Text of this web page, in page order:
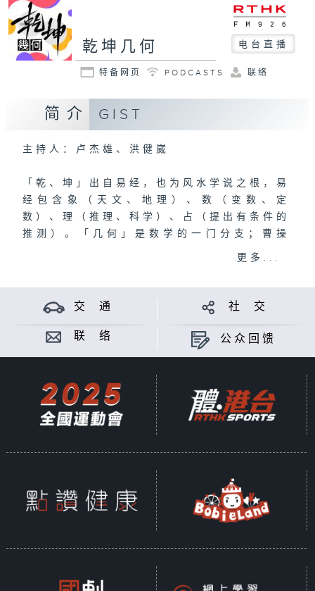
乾坤几何 电台直播
特备网页 PODCASTS 联络
简介 GIST
主持人：卢杰雄、洪健崴
「乾、坤」出自易经，也为风水学说之根，易
经包含象（天文、地理）、数（变数、定
数）、理（推理、科学）、占（提出有条件的
推测）。「几何」是数学的一门分支；曹操
《短歌行》名句「人生几何」，有对未来无法
艺文一格culture.rthk.hk
更多...
交 通 社 交
联 络 公众回馈